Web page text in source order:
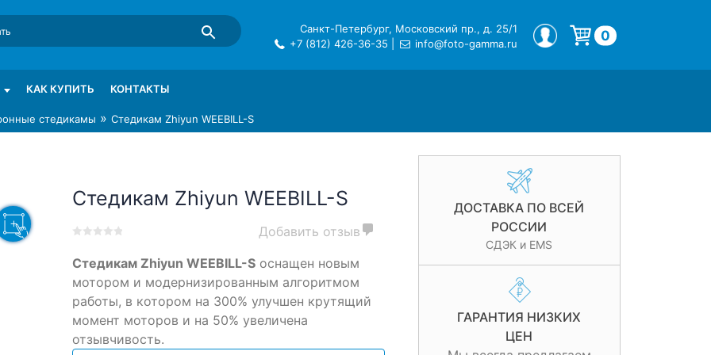
в СПб
Санкт-Петербург, Московский пр., д. 25/1
+7 (812) 426-36-35
info@foto-gamma.ru
МОЙ ПРОФИЛЬ 0
КАК КУПИТЬ КОНТАКТЫ
стедикамы » Стедикам Zhiyun WEEBILL-S
ДОСТАВКА ПО ВСЕЙ
РОССИИ
СДЭК и EMS
ГАРАНТИЯ НИЗКИХ
ЦЕН
Стедикам Zhiyun WEEBILL-S
out
on
customer
ratings
Добавить отзыв
Стедикам Zhiyun WEEBILL-Sоснащен новым
мотором и модернизированным алгоритмом
работы, в котором на 300% улучшен крутящий
момент моторов и на 50% увеличена
отзывчивость.